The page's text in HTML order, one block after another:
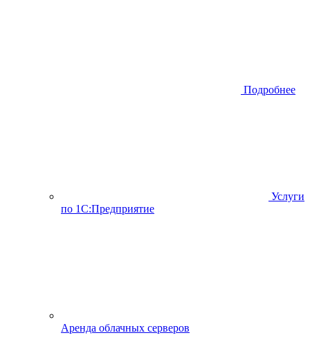
Подробнее
Услуги
по 1С:Предприятие
Аренда облачных серверов